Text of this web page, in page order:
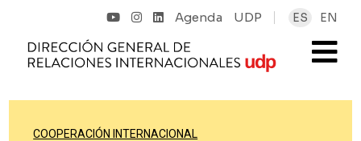
Agenda UDP ES EN
COOPERACIÓN INTERNACIONAL